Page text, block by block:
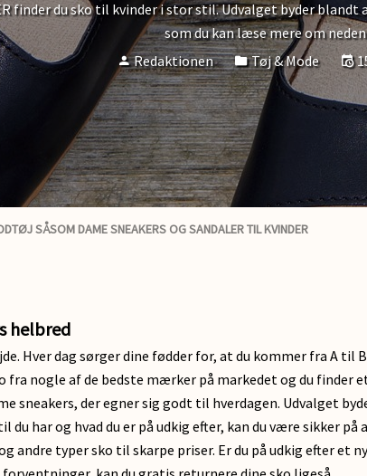
finder du sko til kvinder i stor stil. Udvalget byder
som du kan læse mere om
Redaktionen
Tøj & Mode
SÅSOM DAME SNEAKERS OG SANDALER TIL KVINDER
helbred
Hver dag sørger dine fødder for, at du kommer fra A
fra nogle af de bedste mærker på markedet og du
sneakers, der egner sig godt til hverdagen. Udvalget
har og hvad du er på udkig efter, kan du være sikker på
andre typer sko til skarpe priser. Er du på udkig efter et